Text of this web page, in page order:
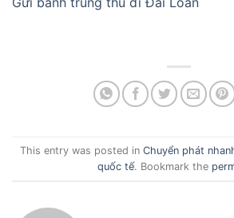
This entry was posted in Chuyển phát
quốc tế. Bookmark the